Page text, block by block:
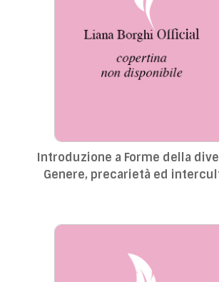
Introduzione a Forme della
Genere, precarietà ed